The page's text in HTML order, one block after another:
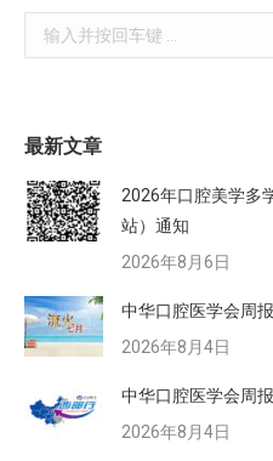
Search:
最新文章
2026年口腔美学多
站）通知
2026年8月6日
中华口腔医学会周
2026年8月4日
中华口腔医学会周
2026年8月4日